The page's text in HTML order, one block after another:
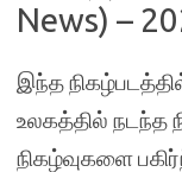
News) –
இந்த
உலகத்தில் நடந்த
நிகழ்வுகளை